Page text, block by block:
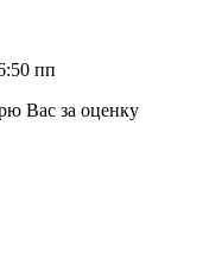
пп
Вас за оценку